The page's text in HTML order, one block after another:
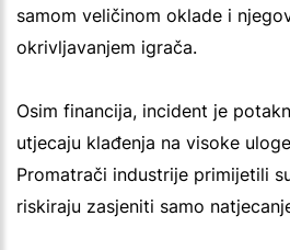
samom veličinom oklade i
okrivljavanjem igrača.
Osim financija, incident je
utjecaju klađenja na visoke
Promatrači industrije primijetili
riskiraju zasjeniti samo